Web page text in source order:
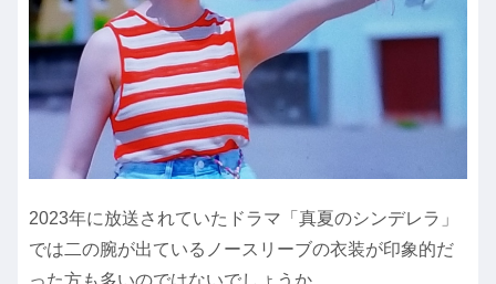
2023年に放送されていたドラマ「真夏のシンデレラ」
では二の腕が出ているノースリーブの衣装が印象的だ